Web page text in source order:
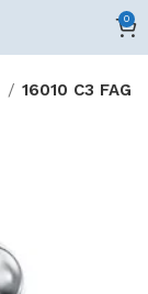
0
16010 C3 FAG